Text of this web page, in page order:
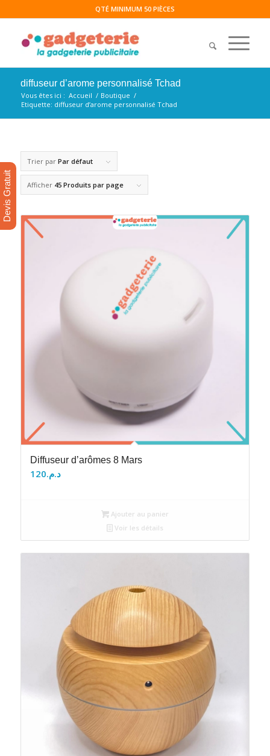
QTÉ MINIMUM 50 PIÈCES
diffuseur d’arome personnalisé Tchad
Vous êtes ici : Accueil / Boutique /
Etiquette: diffuseur d’arome personnalisé Tchad
Trier par Par défaut
Afficher 45 Produits par page
Diffuseur d’arômes 8 Mars
د.م.120
Ajouter au panier
Voir les détails
Devis Gratuit